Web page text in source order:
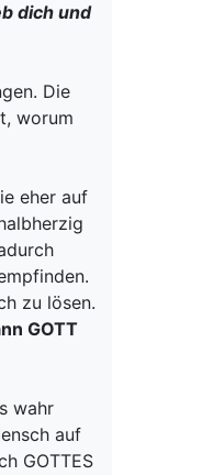
dich und
Die
worum
eher auf
zu lösen.
GOTT
wahr
auf
GOTTES